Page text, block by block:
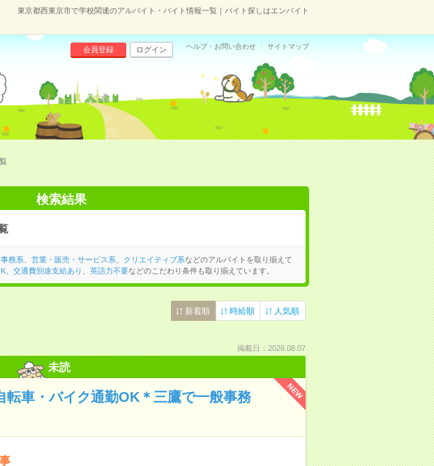
東京都西東京市で学校関連のアルバイト・バイト情報一覧｜バイト探しはエンバイト
会員登録 ログイン ヘルプ・お問い合わせ サイトマップ
検索結果
務系 営業・販売・サービス系 クリエイティブ系などのアルバイトを取り揃えて
、 交通費別途支給あり 英語力不要などのこだわり条件も取り揃えています。
新着順 時給順 人気順
掲載日：2026.08.07
未読
NEW
車・バイク通勤OK＊三鷹で一般事務